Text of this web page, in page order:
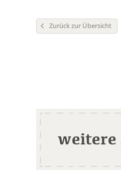
Zurück zur Übersicht
weitere